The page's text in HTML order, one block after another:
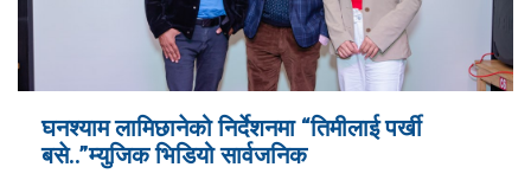
घनश्याम लामिछानेको निर्देशनमा “तिमीलाई पर्खी
बसे..”म्युजिक भिडियो सार्वजनिक